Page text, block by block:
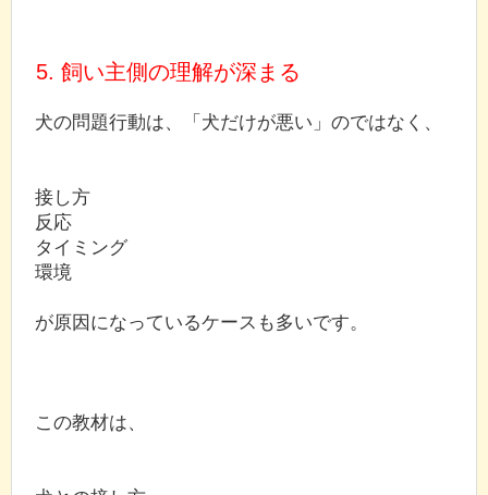
5. 飼い主側の理解が深まる
犬の問題行動は、「犬だけが悪い」のではなく、
接し方
反応
タイミング
環境
が原因になっているケースも多いです。
この教材は、